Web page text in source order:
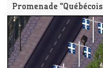
Promenade